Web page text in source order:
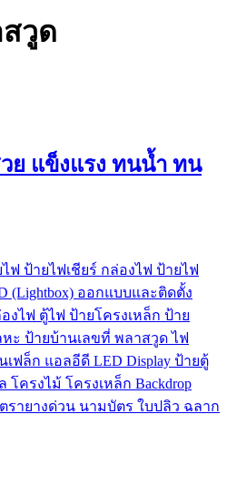
วูด
ย แข็งแรง ทนน้ำ ทน
ฟ ป้ายไฟเชียร์ กล่องไฟ ป้ายไฟ
(Lightbox) ออกแบบและติดตั้ง
ไฟ ตู้ไฟ ป้ายโครงเหล็ก ป้าย
ะ ป้ายบ้านเลขที่ พลาสวูด ไฟ
ฟล็ก แอลอีดี LED Display ป้ายตู้
ครงไม้ โครงเหล็ก Backdrop
รายางด่วน นามบัตร ใบปลิว ฉลาก